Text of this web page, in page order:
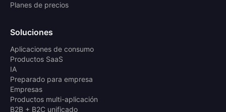
Planes de precios
Soluciones
Aplicaciones de consumo
Productos SaaS
IA
Preparado para empresa
Empresas
Productos multi-aplicación
B2B + B2C unificado